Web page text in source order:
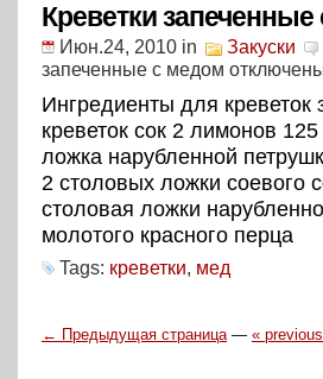
Креветки
Июн.24, 2010 in Закуски
запеченные с медом
Ингредиенты для
креветок сок 2 лимонов
ложка нарубленной
2 столовых ложки соевого
столовая ложки
молотого красного перца
Tags: креветки, мед
← Предыдущая страница— «